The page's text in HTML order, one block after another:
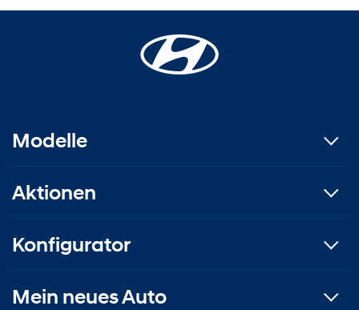
Modelle
Aktionen
Konfigurator
Mein neues Auto